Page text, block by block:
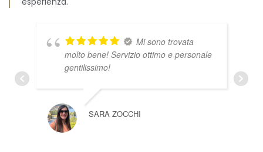
Mi sono trovata
molto bene! Servizio ottimo e personale
gentilissimo!
SARA ZOCCHI